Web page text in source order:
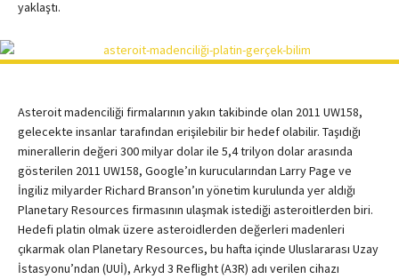
yaklaştı.
Asteroit madenciliği firmalarının yakın takibinde olan 2011 UW158,
gelecekte insanlar tarafından erişilebilir bir hedef olabilir. Taşıdığı
minerallerin değeri 300 milyar dolar ile 5,4 trilyon dolar arasında
gösterilen 2011 UW158, Google’ın kurucularından Larry Page ve
İngiliz milyarder Richard Branson’ın yönetim kurulunda yer aldığı
Planetary Resources firmasının ulaşmak istediği asteroitlerden biri.
Hedefi platin olmak üzere asteroidlerden değerleri madenleri
çıkarmak olan Planetary Resources, bu hafta içinde Uluslararası Uzay
İstasyonu’ndan (UUİ), Arkyd 3 Reflight (A3R) adı verilen cihazı